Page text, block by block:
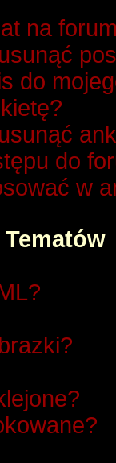
na
do
do
w